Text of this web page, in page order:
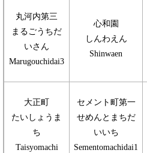
丸河内第三
まるごうちだ
いさん
Marugouchidai3
心和園
しんわえん
Shinwaen
大正町
たいしょうま
ち
Taisyomachi
セメント町第一
せめんとまちだ
いいち
Sementomachidai1